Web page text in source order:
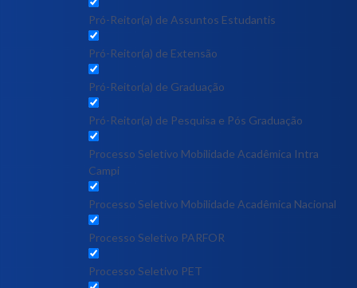
Pró-Reitor(a) de Assuntos Estudantis
Pró-Reitor(a) de Extensão
Pró-Reitor(a) de Graduação
Pró-Reitor(a) de Pesquisa e Pós Graduação
Processo Seletivo Mobilidade Acadêmica Intra
Campi
Processo Seletivo Mobilidade Acadêmica Nacional
Processo Seletivo PARFOR
Processo Seletivo PET